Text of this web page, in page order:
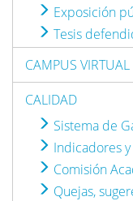
Exposición
Tesis
CAMPUS VIRTUAL
CALIDAD
Sistema de
Indicadores
Comisión
Quejas,